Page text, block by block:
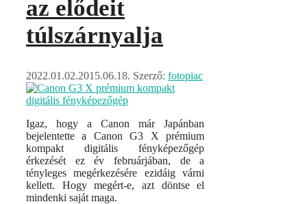
az elődeit
túlszárnyalja
2022.01.02.2015.06.18. Szerző: fotopiac
Igaz, hogy a Canon már Japánban
bejelentette a Canon G3 X prémium
kompakt digitális fényképezőgép
érkezését ez év februárjában, de a
tényleges megérkezésére ezidáig várni
kellett. Hogy megért-e, azt döntse el
mindenki saját maga.